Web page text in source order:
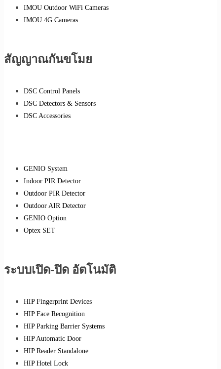
IMOU Outdoor WiFi Cameras
IMOU 4G Cameras
สัญญาณกันขโมย
DSC Control Panels
DSC Detectors & Sensors
DSC Accessories
GENIO System
Indoor PIR Detector
Outdoor PIR Detector
Outdoor AIR Detector
GENIO Option
Optex SET
ระบบเปิด-ปิด อัตโนมัติ
HIP Fingerprint Devices
HIP Face Recognition
HIP Parking Barrier Systems
HIP Automatic Door
HIP Reader Standalone
HIP Hotel Lock